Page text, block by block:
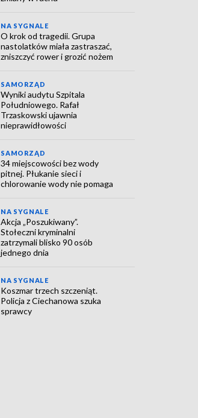
NA SYGNALE
O krok od tragedii. Grupa
nastolatków miała zastraszać,
zniszczyć rower i grozić nożem
SAMORZĄD
Wyniki audytu Szpitala
Południowego. Rafał
Trzaskowski ujawnia
nieprawidłowości
SAMORZĄD
34 miejscowości bez wody
pitnej. Płukanie sieci i
chlorowanie wody nie pomaga
NA SYGNALE
Akcja „Poszukiwany”.
Stołeczni kryminalni
zatrzymali blisko 90 osób
jednego dnia
NA SYGNALE
Koszmar trzech szczeniąt.
Policja z Ciechanowa szuka
sprawcy